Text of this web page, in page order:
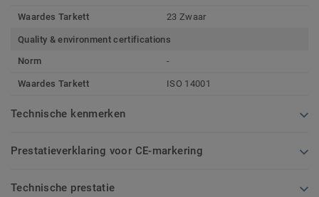
Waardes Tarkett 23 Zwaar
Quality & environment certifications
Norm
-
Waardes Tarkett ISO 14001
Technische kenmerken
Prestatieverklaring voor CE-markering
Technische prestatie